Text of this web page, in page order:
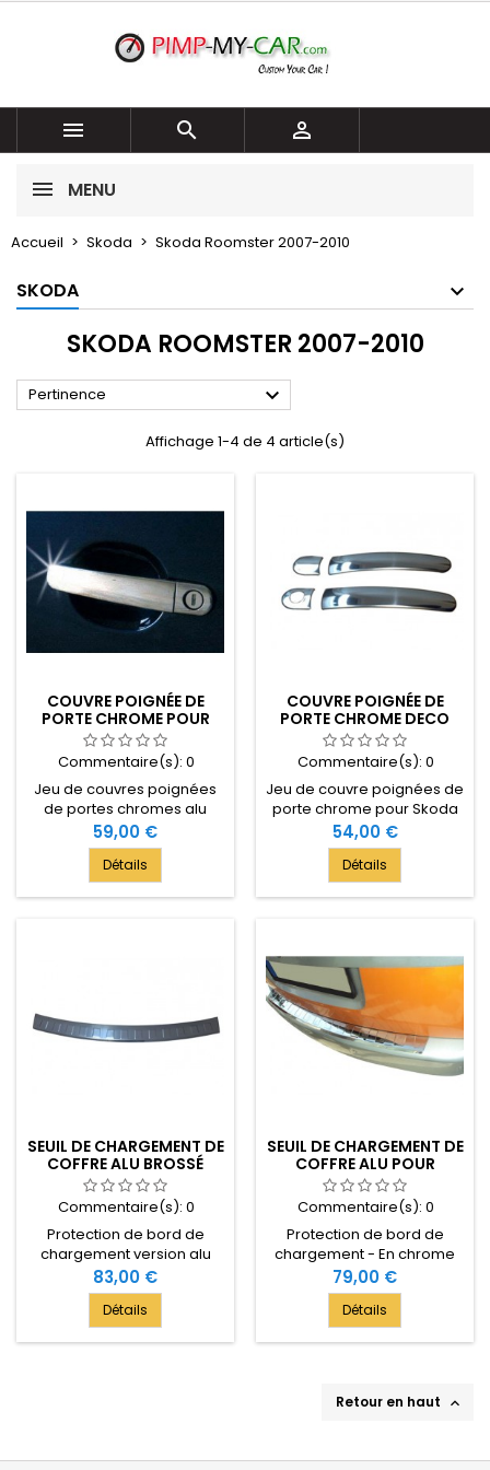
  
MENU
Accueil Skoda Skoda Roomster 2007-2010
SKODA
SKODA ROOMSTER 2007-2010
Pertinence 
Affichage 1-4 de 4 article(s)
COUVRE POIGNÉE DE
PORTE CHROME POUR
SKODA ROOMSTER
Commentaire(s): 0
Jeu de couvres poignées
de portes chromes alu
miroir pour Skoda
ROOMSTER - Compatible
avec le modèle 2007-[...] -
2 Portes
Prix
59,00 €
Détails
COUVRE POIGNÉE DE
PORTE CHROME DECO
POUR SKODA ROOMSTER
Commentaire(s): 0
Jeu de couvre poignées de
porte chrome pour Skoda
ROOMSTER - Modèle 2
Portes - Année 2007-[...]
Prix
54,00 €
Détails
SEUIL DE CHARGEMENT DE
COFFRE ALU BROSSÉ
POUR SKODA ROOMSTER
2007-[...]
Commentaire(s): 0
Protection de bord de
chargement version alu
brossé - Compatible avec
Skoda ROOMSTER 2007-[...]
MINIVAN/LAV
Prix
83,00 €
Détails
SEUIL DE CHARGEMENT DE
COFFRE ALU POUR
SKODA ROOMSTER
2007-[...]
Commentaire(s): 0
Protection de bord de
chargement - En chrome
inox - Sur mesure pour
Skoda ROOMSTER - Modèle
2007-[...]
Prix
79,00 €
Détails
Retour en haut 